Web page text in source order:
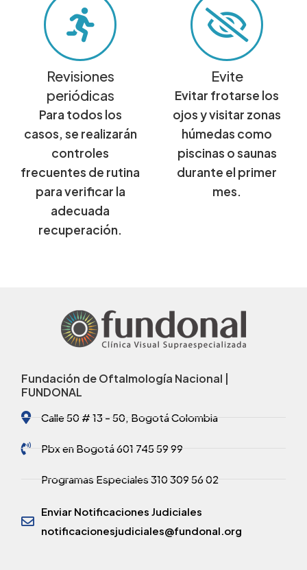
Revisiones
periódicas
Para todos los
casos, se realizarán
controles
frecuentes de rutina
para verificar la
adecuada
recuperación.
Evite
Evitar frotarse los
ojos y visitar zonas
húmedas como
piscinas o saunas
durante el primer
mes.
Fundación de Oftalmología Nacional |
FUNDONAL
Calle 50 # 13 - 50, Bogotá Colombia
Pbx en Bogotá 601 745 59 99
Programas Especiales 310 309 56 02
Enviar Notificaciones Judiciales
notificacionesjudiciales@fundonal.org